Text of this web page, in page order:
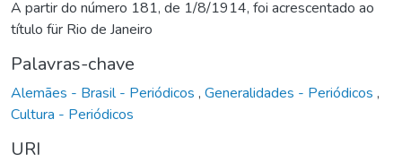
A partir do número 181, de 1/8/1914, foi acrescentado ao
título für Rio de Janeiro
Palavras-chave
Alemães - Brasil - Periódicos , Generalidades - Periódicos ,
Cultura - Periódicos
URI